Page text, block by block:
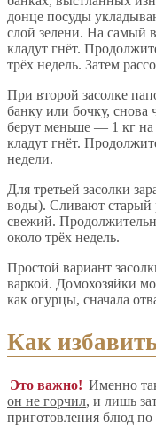
донце посуды
слой зелени. На самый
кладут гнёт.
трёх недель. Затем
При второй засолке
банку или бочку, снова
берут меньше — 1 кг на
кладут гнёт.
недели.
Для третьей засолки
воды). Сливают старый
свежий.
около трёх недель.
Простой вариант
варкой. Домохозяйки
как огурцы, сначала
Как
Это важно! Именно
он не горчил, и лишь
приготовления блюд по